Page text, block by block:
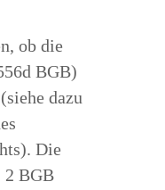
ob die
BGB)
dazu
Die
2 BGB